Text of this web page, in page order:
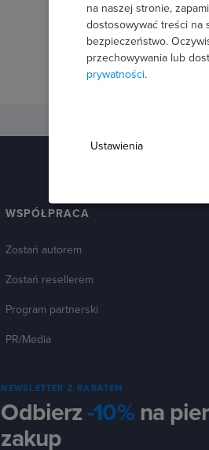
lub
WSPÓŁPRACA
Zostań autorem
Zostań resellerem
Program partnerski
PR/Media
NEWSLETTER Z RABATEM
Odbierz -10%na
zakup
na naszej stronie,
dostosowywać treści na
bezpieczeństwo.
przechowywania lub
prywatności.
Ustawienia